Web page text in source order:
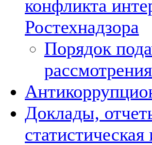
конфликта
Ростехнадзора
Порядок
Доклады,